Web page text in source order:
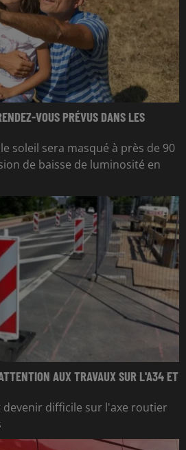
VOUS PRÉVUS DANS LES
soleil sera masqué à près de 90
de baisse de luminosité en
AUX TRAVAUX SUR L'A34 ET
difficile sur l'axe routier